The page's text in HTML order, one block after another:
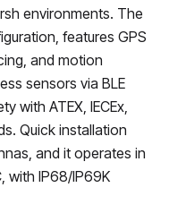
environments. The
features GPS
and motion
sensors via BLE
with ATEX, IECEx,
Quick installation
and it operates in
with IP68/IP69K